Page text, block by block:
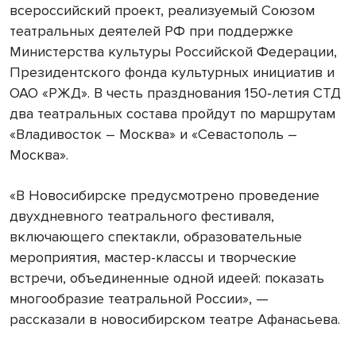
всероссийский проект, реализуемый Союзом
театральных деятелей РФ при поддержке
Министерства культуры Российской Федерации,
Президентского фонда культурных инициатив и
ОАО «РЖД». В честь празднования 150‑летия СТД
два театральных состава пройдут по маршрутам
«Владивосток – Москва» и «Севастополь –
Москва».
«В Новосибирске предусмотрено проведение
двухдневного театрального фестиваля,
включающего спектакли, образовательные
мероприятия, мастер-классы и творческие
встречи, объединенные одной идеей: показать
многообразие театральной России», —
рассказали в новосибирском театре Афанасьева.